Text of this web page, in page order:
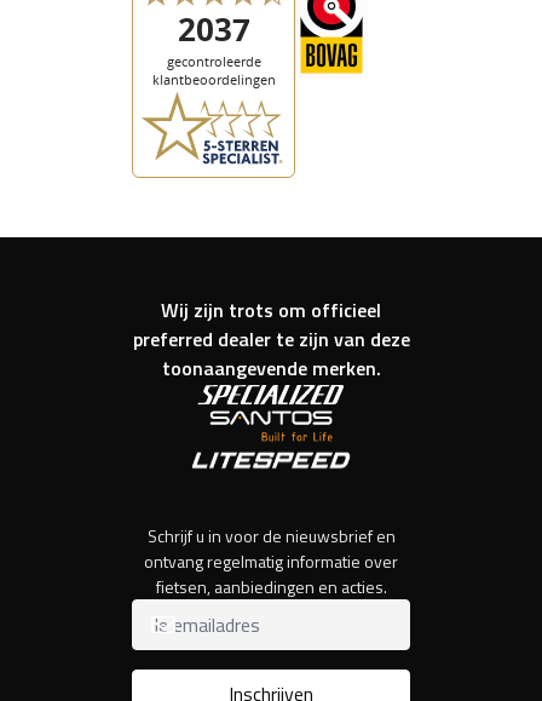
Wij zijn trots om officieel
preferred dealer te zijn van deze
toonaangevende merken.
Schrijf u in voor de nieuwsbrief en
ontvang regelmatig informatie over
fietsen, aanbiedingen en acties.
Inschrijven